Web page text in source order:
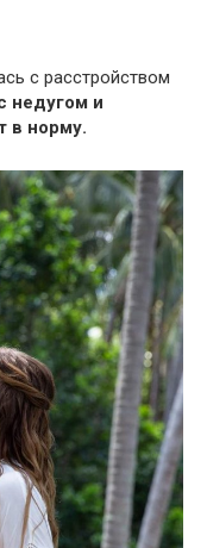
с расстройством
недугом и
в норму.